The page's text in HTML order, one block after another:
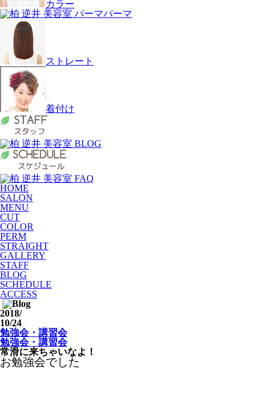
カラー
パーマ
ストレート
着付け
HOME
SALON
MENU
CUT
COLOR
PERM
STRAIGHT
GALLERY
STAFF
BLOG
SCHEDULE
ACCESS
2018/
10/24
勉強会・講習会
勉強会・講習会
常滑に来ちゃいなよ！
お勉強会でした